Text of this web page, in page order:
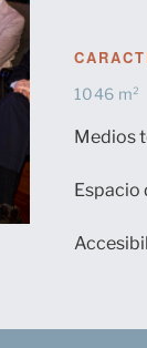
1046 m²
Medios
Espacio